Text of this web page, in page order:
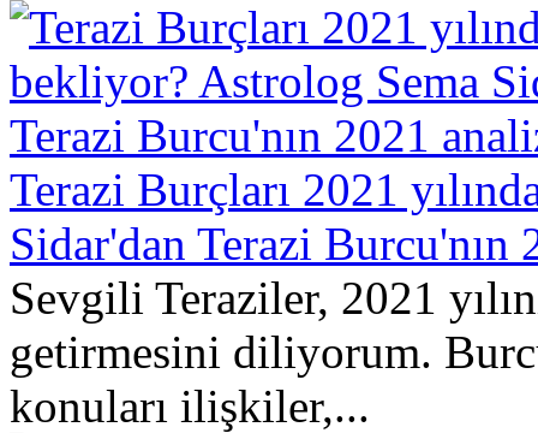
Terazi Burçları 2021
Sidar'dan Terazi Burcu'nın
Sevgili Teraziler, 2021
getirmesini diliyorum.
konuları ilişkiler,...